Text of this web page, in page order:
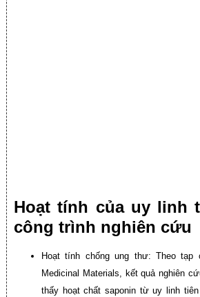
Hoạt tính của uy linh
công trình nghiên cứu
Hoạt tính chống ung thư: Theo tạp
Medicinal Materials, kết quả nghiên
thấy hoạt chất saponin từ uy linh